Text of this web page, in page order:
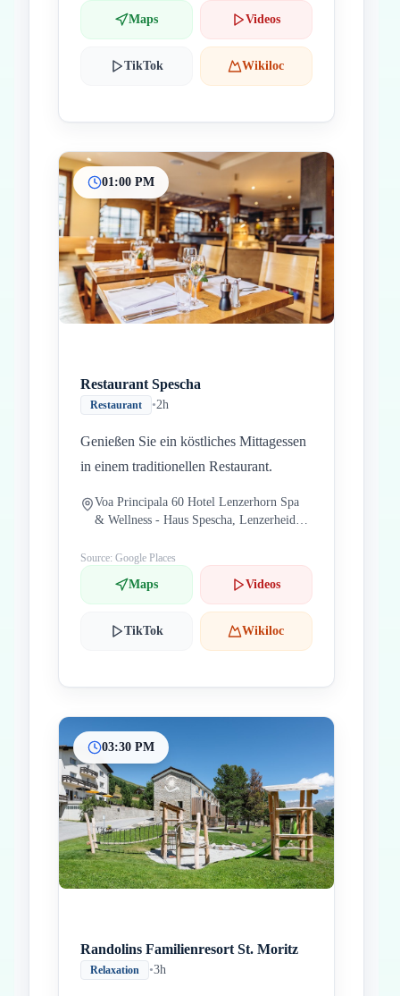
Maps Videos
TikTok Wikiloc
01:00 PM
Restaurant Spescha
Restaurant •2h
Genießen Sie ein köstliches Mittagessen
in einem traditionellen Restaurant.
Voa Principala 60 Hotel Lenzerhorn Spa
& Wellness - Haus Spescha, Lenzerheide
Source: Google Places
Maps Videos
TikTok Wikiloc
03:30 PM
Randolins Familienresort St. Moritz
Relaxation •3h